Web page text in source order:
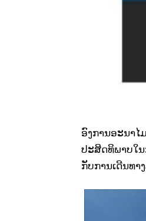
ອົງການອະນາ
ປະສິດທິພາບໃນ
ກັບການເດີນທາ